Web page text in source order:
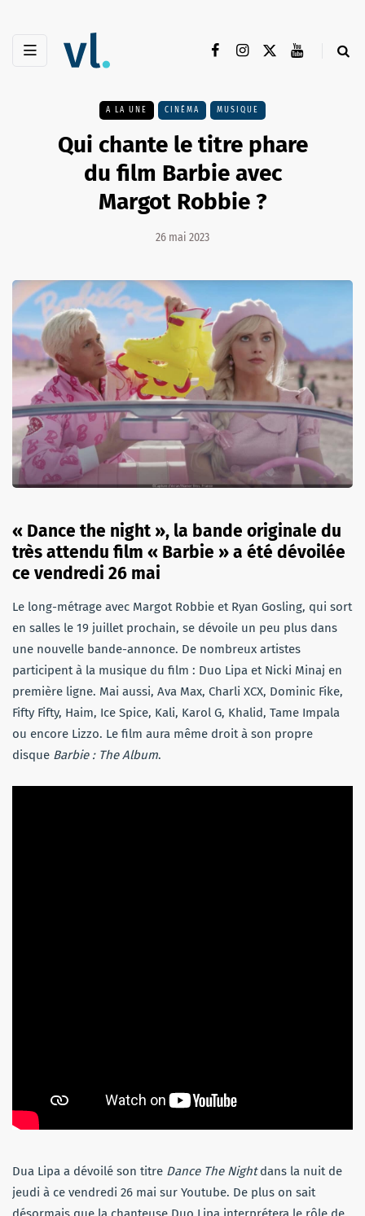
A LA UNE CINÉMA MUSIQUE
Qui chante le titre phare
du film Barbie avec
Margot Robbie ?
26 mai 2023
« Dance the night », la bande originale du
très attendu film « Barbie » a été dévoilée
ce vendredi 26 mai
Le long-métrage avec Margot Robbie et Ryan Gosling, qui sort
en salles le 19 juillet prochain, se dévoile un peu plus dans
une nouvelle bande-annonce. De nombreux artistes
participent à la musique du film : Duo Lipa et Nicki Minaj en
première ligne. Mai aussi, Ava Max, Charli XCX, Dominic Fike,
Fifty Fifty, Haim, Ice Spice, Kali, Karol G, Khalid, Tame Impala
ou encore Lizzo. Le film aura même droit à son propre
disque Barbie : The Album.
Dua Lipa a dévoilé son titre Dance The Nightdans la nuit de
jeudi à ce vendredi 26 mai sur Youtube. De plus on sait